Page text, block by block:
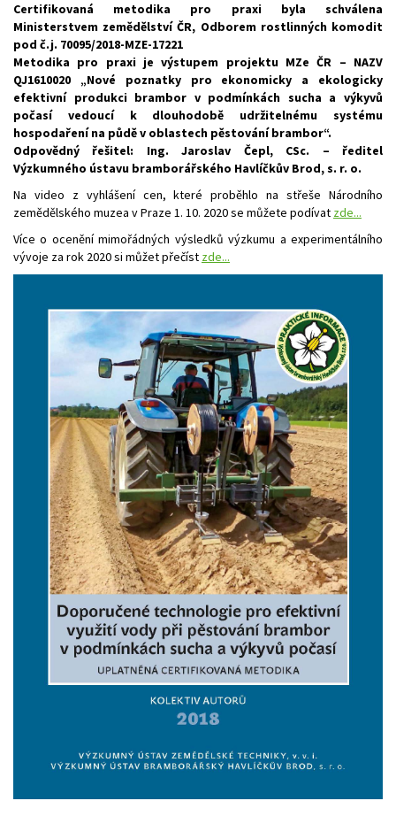
Certifikovaná metodika pro praxi byla schválena
Ministerstvem zemědělství ČR, Odborem rostlinných komodit
pod č.j. 70095/2018-MZE-17221
Metodika pro praxi je výstupem projektu MZe ČR – NAZV
QJ1610020 „Nové poznatky pro ekonomicky a ekologicky
efektivní produkci brambor v podmínkách sucha a výkyvů
počasí vedoucí k dlouhodobě udržitelnému systému
hospodaření na půdě v oblastech pěstování brambor“.
Odpovědný řešitel: Ing. Jaroslav Čepl, CSc. – ředitel
Výzkumného ústavu bramborářského Havlíčkův Brod, s. r. o.
Na video z vyhlášení cen, které proběhlo na střeše Národního
zemědělského muzea v Praze 1. 10. 2020 se můžete podívat zde...
Více o ocenění mimořádných výsledků výzkumu a experimentálního
vývoje za rok 2020 si můžet přečíst zde...